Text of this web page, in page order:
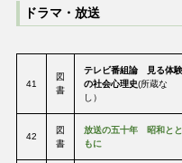
ドラマ・放送
41
図
書
テレビ番組論 見る体験
の社会心理史(所蔵な
し）
42
図
書
放送の五十年 昭和とと
もに